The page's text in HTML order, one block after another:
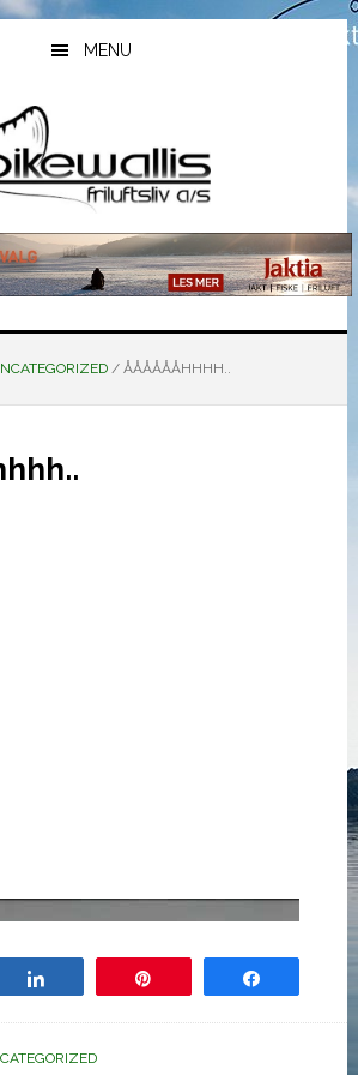
MENU
/ÅÅÅÅÅÅHHHH..